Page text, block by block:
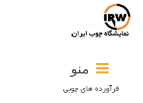
منو
فرآورده های چوبی